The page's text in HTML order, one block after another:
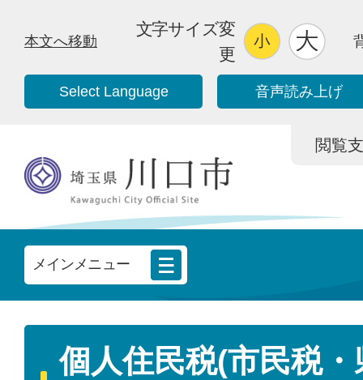
本文へ移動
文字サイズ変
更
Select Language 音声読み上げ
閲覧
メインメニュー
個人住民税(市民税